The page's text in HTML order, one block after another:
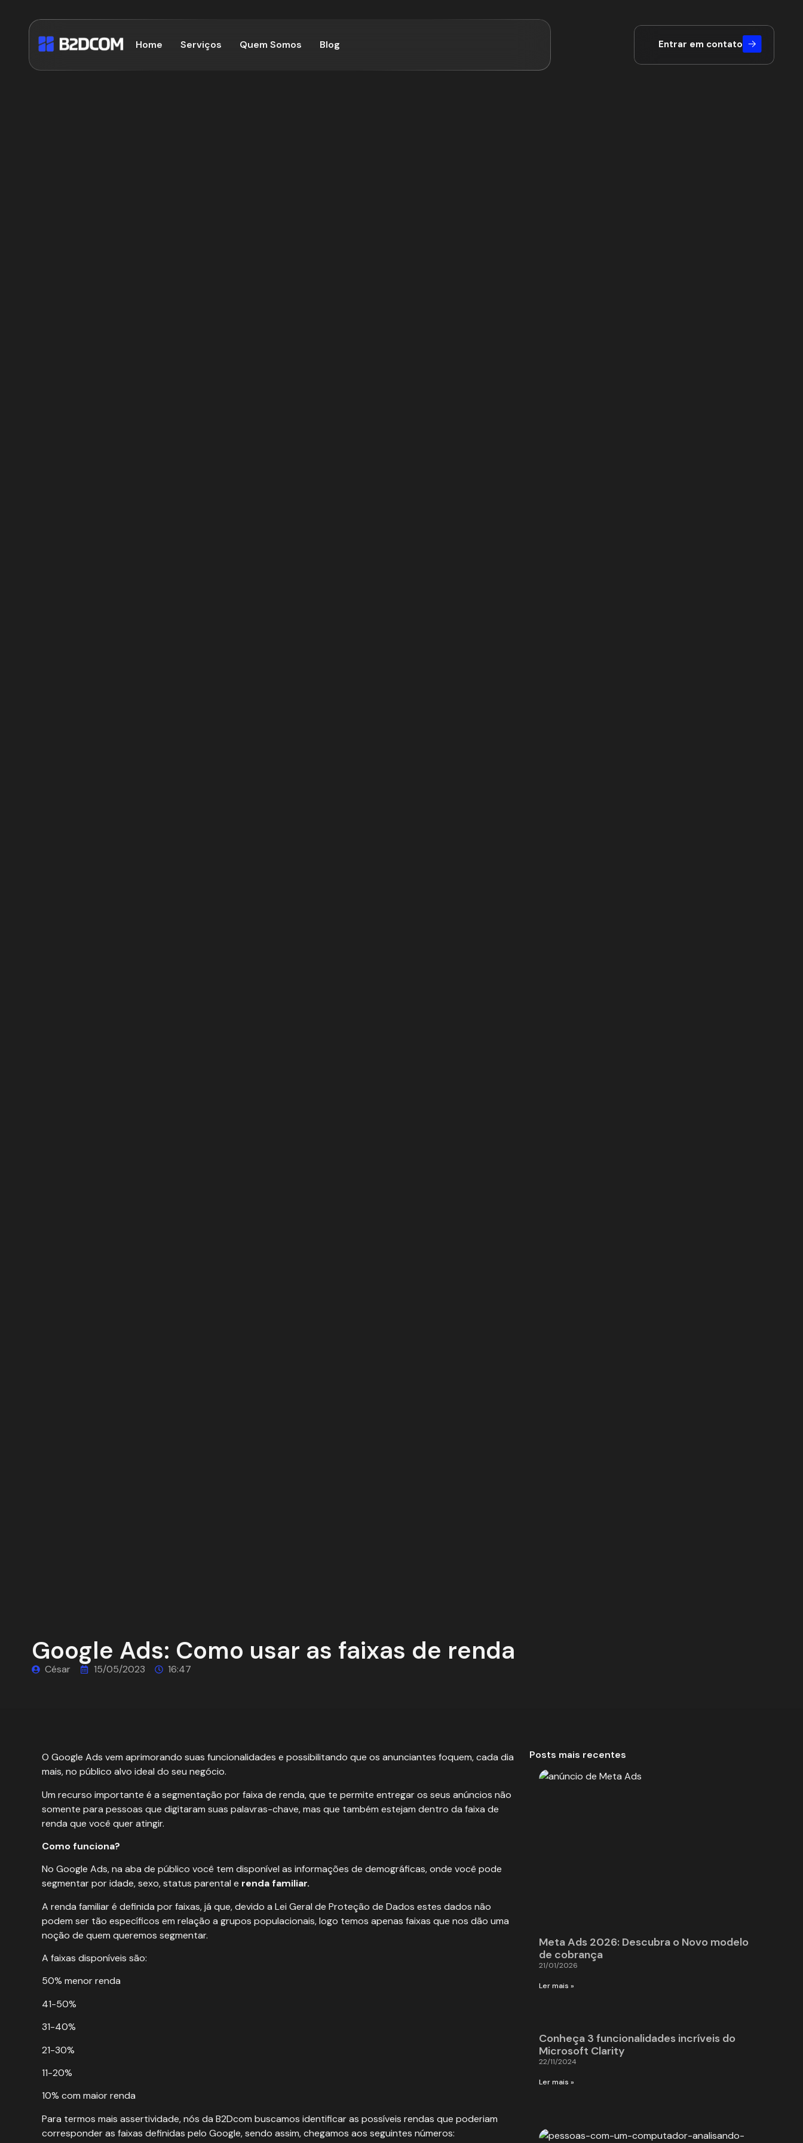
Home Serviços Quem Somos Blog Entrar em contato
Google Ads: Como usar as faixas de renda
César 15/05/2023 16:47
Posts mais recentes
Meta Ads 2026: Descubra o Novo modelo
de cobrança
21/01/2026
Ler mais »
Conheça 3 funcionalidades incríveis do
Microsoft Clarity
22/11/2024
Ler mais »
OGoogle Ads vem aprimorando suas funcionalidades e possibilitando que os anunciantes foquem, cada dia
mais, no público alvo ideal do seu negócio.
Um recurso importante é a segmentação por faixa de renda, que te permite entregar os seus anúncios não
somente para pessoas que digitaram suas palavras-chave, mas que também estejam dentro da faixa de
renda que você quer atingir.
Como funciona?
No Google Ads, na aba de público você tem disponível as informações de demográficas, onde você pode
segmentar por idade, sexo, status parental e renda familiar.
A renda familiar é definida por faixas, já que, devido a Lei Geral de Proteção de Dados estes dados não
podem ser tão específicos em relação a grupos populacionais, logo temos apenas faixas que nos dão uma
noção de quem queremos segmentar.
A faixas disponíveis são:
50% menor renda
41-50%
31-40%
21-30%
11-20%
10% com maior renda
Para termos mais assertividade, nós daB2Dcom buscamos identificar as possíveis rendas que poderiam
corresponder as faixas definidas pelo Google, sendo assim, chegamos aos seguintes números: